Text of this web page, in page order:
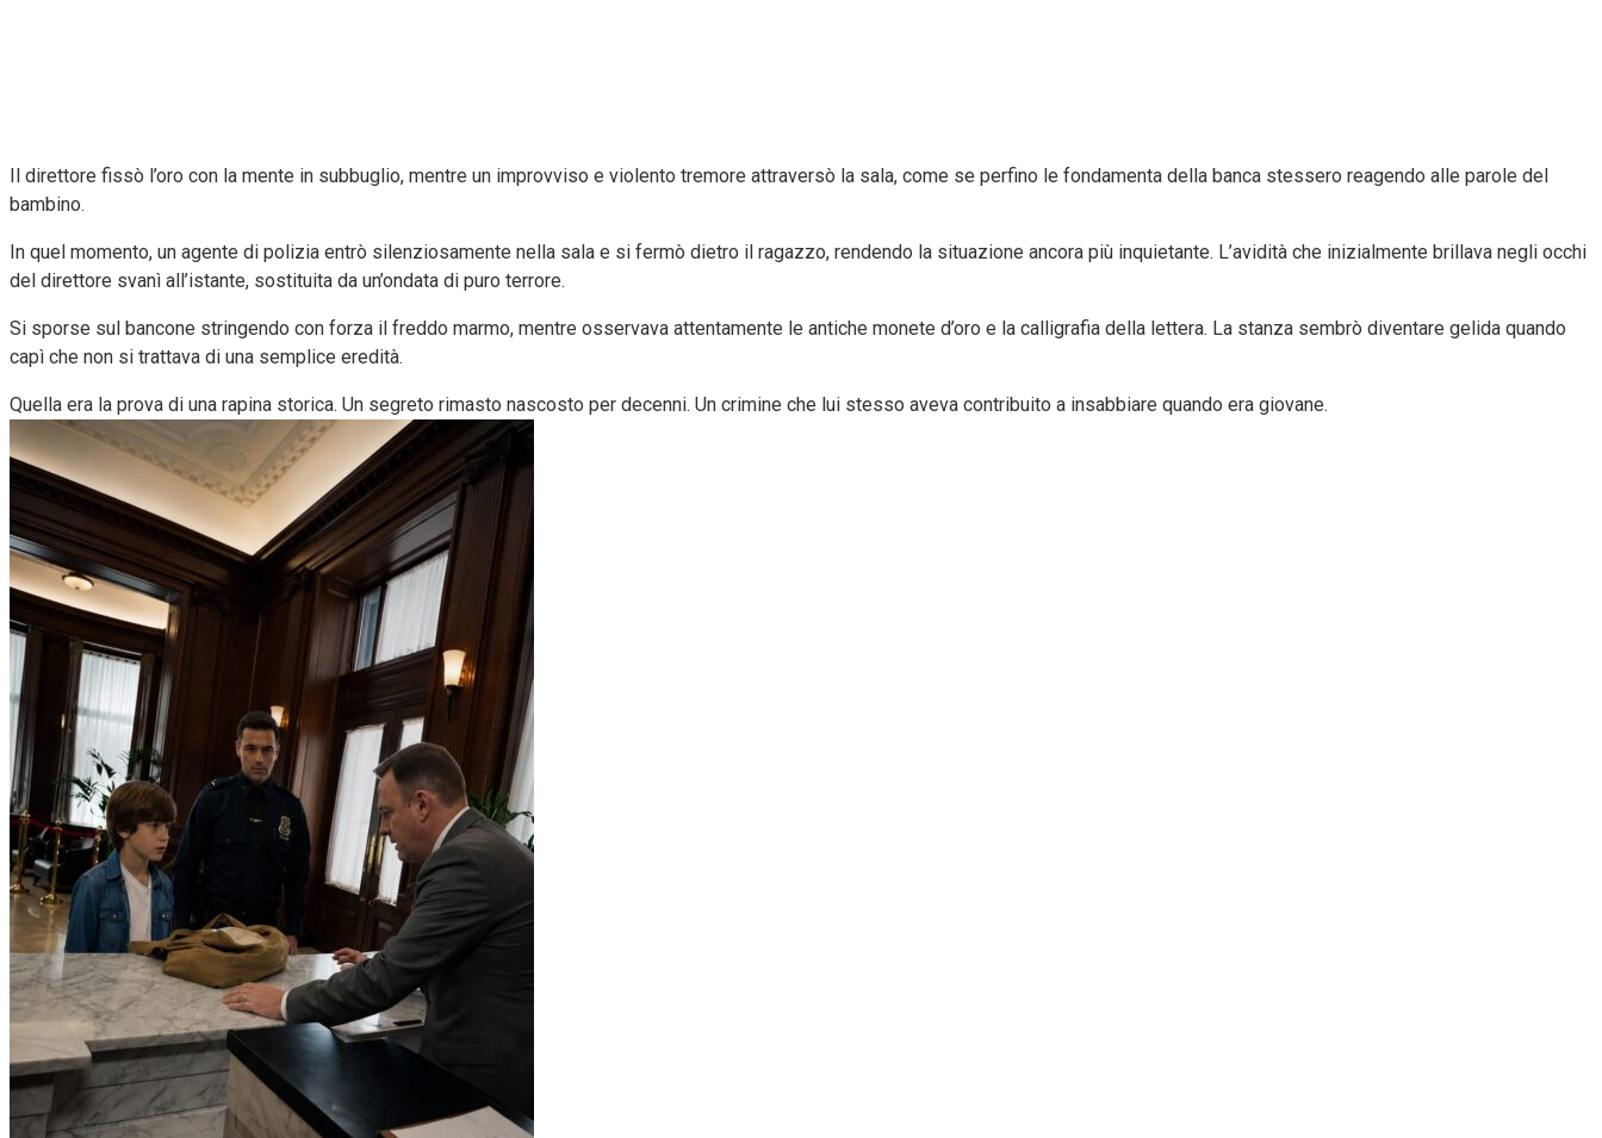
Il direttore fissò l’oro con la mente in subbuglio, mentre un improvviso e violento tremore attraversò la sala, come se perfino le fondamenta della banca stessero reagendo alle parole del
bambino.
In quel momento, un agente di polizia entrò silenziosamente nella sala e si fermò dietro il ragazzo, rendendo la situazione ancora più inquietante. L’avidità che inizialmente brillava negli occhi
del direttore svanì all’istante, sostituita da un’ondata di puro terrore.
Si sporse sul bancone stringendo con forza il freddo marmo, mentre osservava attentamente le antiche monete d’oro e la calligrafia della lettera. La stanza sembrò diventare gelida quando
capì che non si trattava di una semplice eredità.
Quella era la prova di una rapina storica. Un segreto rimasto nascosto per decenni. Un crimine che lui stesso aveva contribuito a insabbiare quando era giovane.